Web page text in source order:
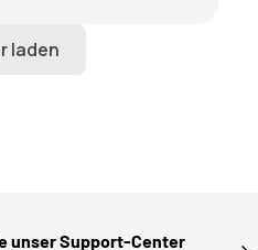
unser Support-Center